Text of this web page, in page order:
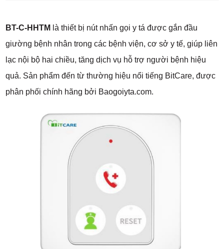
BT-C-HHTM là thiết bị nút nhấn gọi y tá được gắn đầu
giường bệnh nhân trong các bệnh viện, cơ sở y tế, giúp liên
lạc nội bộ hai chiều, tăng dịch vụ hỗ trợ người bệnh hiệu
quả. Sản phẩm đến từ thường hiệu nổi tiếng BitCare, được
phân phối chính hãng bởi Baogoiyta.com.